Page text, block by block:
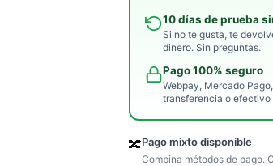
10 días de prueba
Si no te gusta, te
dinero. Sin preguntas.
Pago 100% seguro
Webpay, Mercado Pago,
transferencia o efectivo
🔀Pago mixto disponible
Combina métodos de pago.